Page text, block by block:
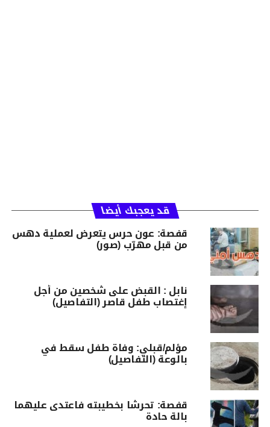
قد يعجبك أيضا
قفصة: عون حرس يتعرض لعملية دهس
من قبل مهرّب (صور)
نابل : القبض على شخصين من أجل
إغتصاب طفل قاصر (التفاصيل)
مؤلم/قبلي: وفاة طفل سقط في
بالوعة (التفاصيل)
قفصة: تحرشا بخطيبته فاعتدى عليهما
بالة حادة